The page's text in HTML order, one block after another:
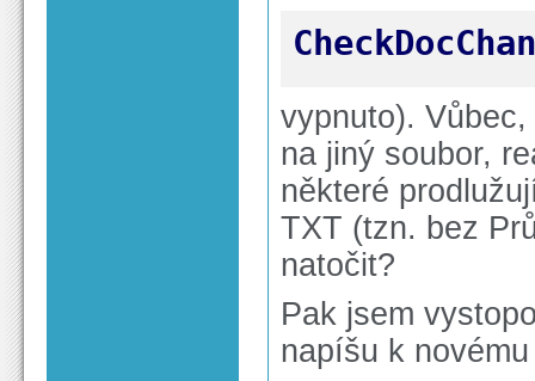
vypnuto).
na jiný soubor,
některé
TXT (tzn. bez
natočit?
Pak jsem
napíšu k